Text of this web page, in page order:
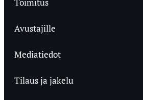
Avustajille
Mediatiedot
Tilaus ja jakelu